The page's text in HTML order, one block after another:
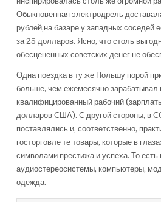
Обыкновенная электродрель
рублей,на базаре у западных соседей
за 25 долларов. Ясно, что столь
обесцененных советских денег не
Одна поездка в ту же Польшу порой
больше, чем ежемесячно зарабатывал
квалифицированный рабочий
долларов США). С другой стороны, в
поставлялись и, соответственно,
госторговле те товары, которые в
символами престижа и успеха. То
аудиостереосистемы, компьютеры,
одежда.